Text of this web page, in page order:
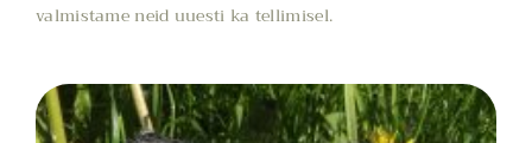
valmistame neid uuesti ka tellimisel.